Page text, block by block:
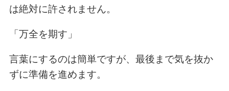
は絶対に許されません。
「万全を期す」
言葉にするのは簡単ですが、最後まで気を抜か
ずに準備を進めます。